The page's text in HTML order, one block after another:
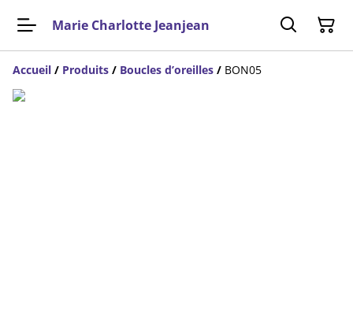
Marie Charlotte Jeanjean
Accueil / Produits / Boucles d’oreilles / BON05